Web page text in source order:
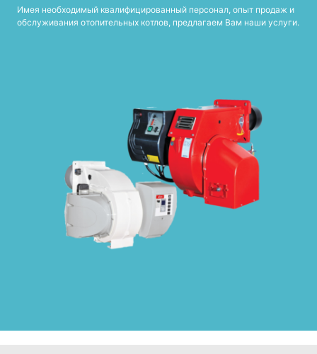
Имея необходимый квалифицированный персонал, опыт продаж и
обслуживания отопительных котлов, предлагаем Вам наши услуги.